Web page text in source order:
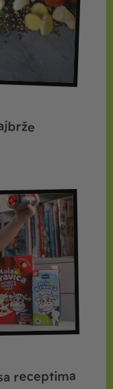
receptima